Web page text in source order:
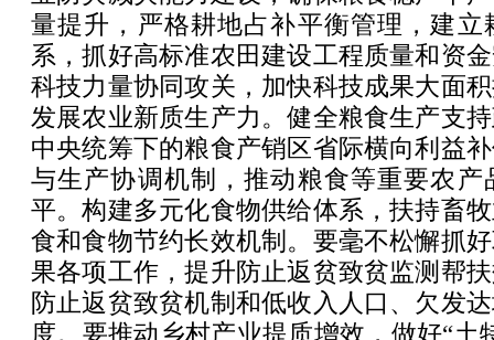
量提升，严格耕地占补平衡管理，建立
系，抓好高标准农田建设工程质量和资
科技力量协同攻关，加快科技成果大面
发展农业新质生产力。健全粮食生产支
中央统筹下的粮食产销区省际横向利益
与生产协调机制，推动粮食等重要农产
平。构建多元化食物供给体系，扶持畜
食和食物节约长效机制。要毫不松懈抓
果各项工作，提升防止返贫致贫监测帮
防止返贫致贫机制和低收入人口、欠发
度。要推动乡村产业提质增效，做好“土